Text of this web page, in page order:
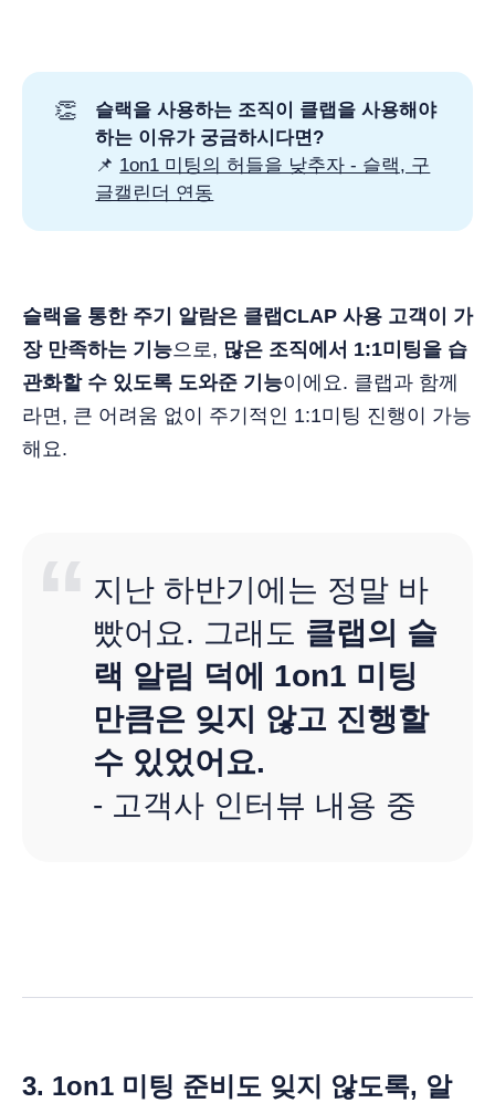
👏
슬랙을 사용하는 조직이 클랩을 사용해야
하는 이유가 궁금하시다면?
📌 1on1 미팅의 허들을 낮추자 - 슬랙, 구
글캘린더 연동
슬랙을 통한 주기 알람은 클랩CLAP 사용 고객이 가
장 만족하는 기능으로, 많은 조직에서 1:1미팅을 습
관화할 수 있도록 도와준 기능이에요. 클랩과 함께
라면, 큰 어려움 없이 주기적인 1:1미팅 진행이 가능
해요.
지난 하반기에는 정말 바
빴어요. 그래도 클랩의 슬
랙 알림 덕에 1on1 미팅
만큼은 잊지 않고 진행할
수 있었어요.
- 고객사 인터뷰 내용 중
3. 1on1 미팅 준비도 잊지 않도록, 알